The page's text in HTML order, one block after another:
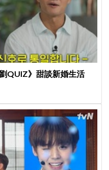
QUIZ》甜談新婚生活